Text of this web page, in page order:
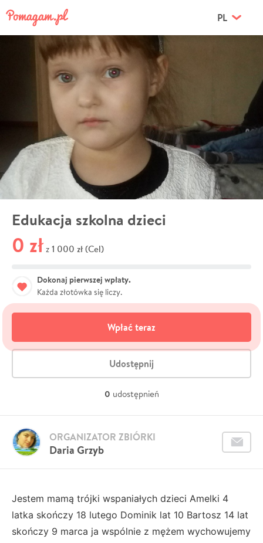
PL
Edukacja szkolna dzieci
0 zł z 1 000 zł (Cel)
Dokonaj pierwszej wpłaty.
Każda złotówka się liczy.
Wpłać teraz
Udostępnij
0 udostępnień
Daria Grzyb
ORGANIZATOR ZBIÓRKI
Jestem mamą trójki wspaniałych dzieci Amelki 4
latka skończy 18 lutego Dominik lat 10 Bartosz 14 lat
skończy 9 marca ja wspólnie z mężem wychowujemy